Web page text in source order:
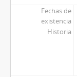
Fechas de
existencia
Historia